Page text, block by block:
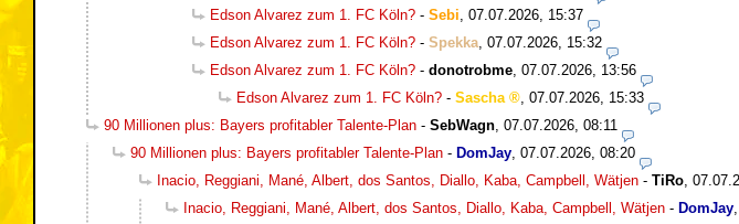
Edson Alvarez zum 1. FC Köln? - Sebi 07.07.2026, 15:37
Edson Alvarez zum 1. FC Köln? - Spekka 07.07.2026, 15:32
Edson Alvarez zum 1. FC Köln? - donotrobme 07.07.2026, 13:56
Edson Alvarez zum 1. FC Köln? - Sascha
07.07.2026, 15:33
90 Millionen plus: Bayers profitabler Talente-Plan - SebWagn 07.07.2026, 08:11
90 Millionen plus: Bayers profitabler Talente-Plan - DomJay 07.07.2026, 08:20
Inacio, Reggiani, Mané, Albert, dos Santos, Diallo, Kaba, Campbell, Wätjen - TiRo
Inacio, Reggiani, Mané, Albert, dos Santos, Diallo, Kaba, Campbell, Wätjen - DomJay